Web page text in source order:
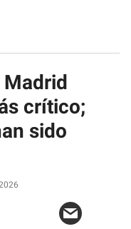
Madrid
crítico;
sido